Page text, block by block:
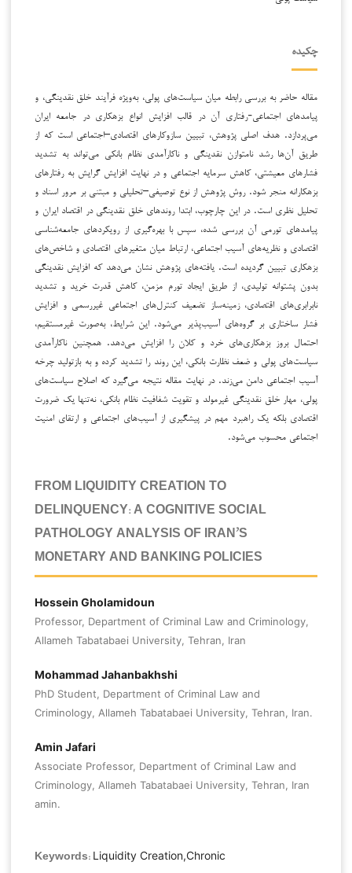
چکیده
مقاله حاضر به بررسی رابطه میان سیاست‌های پولی، به‌ویژه فرآیند خلق نقدینگی، و
پیامدهای اجتماعی-رفتاری آن در قالب افزایش انواع بزهکاری در جامعه ایران
می‌پردازد. هدف اصلی پژوهش، تبیین سازوکارهای اقتصادی–اجتماعی است که از
طریق آن‌ها رشد نامتوازن نقدینگی و ناکارآمدی نظام بانکی می‌تواند به تشدید
فشارهای معیشتی، کاهش سرمایه اجتماعی و در نهایت افزایش گرایش به رفتارهای
بزهکارانه منجر شود. روش پژوهش از نوع توصیفی–تحلیلی و مبتنی بر مرور اسناد و
تحلیل نظری است. در این چارچوب، ابتدا روندهای خلق نقدینگی در اقتصاد ایران و
پیامدهای تورمی آن بررسی شده، سپس با بهره‌گیری از رویکردهای جامعه‌شناسی
اقتصادی و نظریه‌های آسیب اجتماعی، ارتباط میان متغیرهای اقتصادی و شاخص‌های
بزهکاری تبیین گردیده است. یافته‌های پژوهش نشان می‌دهد که افزایش نقدینگی
بدون پشتوانه تولیدی، از طریق ایجاد تورم مزمن، کاهش قدرت خرید و تشدید
نابرابری‌های اقتصادی، زمینه‌ساز تضعیف کنترل‌های اجتماعی غیررسمی و افزایش
فشار ساختاری بر گروه‌های آسیب‌پذیر می‌شود. این شرایط، به‌صورت غیرمستقیم،
احتمال بروز بزهکاری‌های خرد و کلان را افزایش می‌دهد. همچنین ناکارآمدی
سیاست‌های پولی و ضعف نظارت بانکی، این روند را تشدید کرده و به بازتولید چرخه
آسیب اجتماعی دامن می‌زند. در نهایت مقاله نتیجه می‌گیرد که اصلاح سیاست‌های
پولی، مهار خلق نقدینگی غیرمولد و تقویت شفافیت نظام بانکی، نه‌تنها یک ضرورت
اقتصادی بلکه یک راهبرد مهم در پیشگیری از آسیب‌های اجتماعی و ارتقای امنیت
اجتماعی محسوب می‌شود.
FROM LIQUIDITY CREATION TO
DELINQUENCY: A COGNITIVE SOCIAL
PATHOLOGY ANALYSIS OF IRAN’S
MONETARY AND BANKING POLICIES
Hossein Gholamidoun
Professor, Department of Criminal Law and Criminology,
Allameh Tabatabaei University, Tehran, Iran
Mohammad Jahanbakhshi
PhD Student, Department of Criminal Law and
Criminology, Allameh Tabatabaei University, Tehran, Iran.
Amin Jafari
Associate Professor, Department of Criminal Law and
Criminology, Allameh Tabatabaei University, Tehran, Iran
amin.
Keywords: Liquidity Creation,Chronic